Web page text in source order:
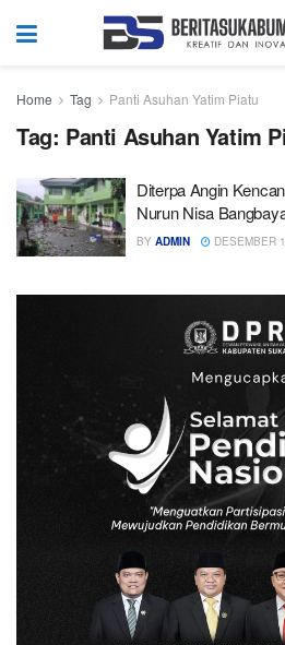
Home Tag Panti Asuhan Yatim Piatu
Tag: Panti Asuhan Yatim
Diterpa Angin
Nurun Nisa
BY ADMIN DESEMBER